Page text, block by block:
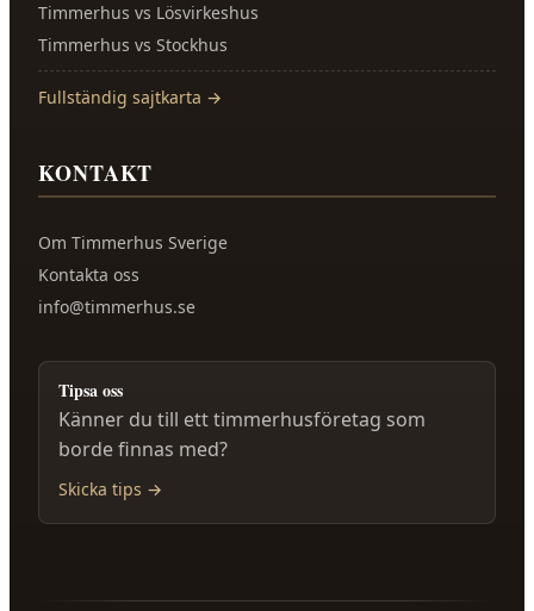
Timmerhus vs Lösvirkeshus
Timmerhus vs Stockhus
Fullständig sajtkarta →
KONTAKT
Om Timmerhus Sverige
Kontakta oss
info@timmerhus.se
Tipsa oss
Känner du till ett timmerhusföretag som
borde finnas med?
Skicka tips →